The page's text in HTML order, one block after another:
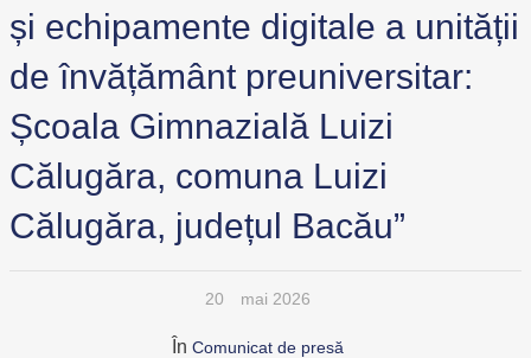
și echipamente digitale a unității
de învățământ preuniversitar:
Școala Gimnazială Luizi
Călugăra, comuna Luizi
Călugăra, județul Bacău”
20 mai 2026
În Comunicat de presă